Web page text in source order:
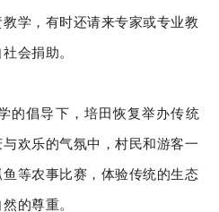
学，有时还请来专家或专业教
会捐助。
的倡导下，培田恢复举办传统
欢乐的气氛中，村民和游客一
等农事比赛，体验传统的生态
的尊重。